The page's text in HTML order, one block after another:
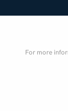
For more